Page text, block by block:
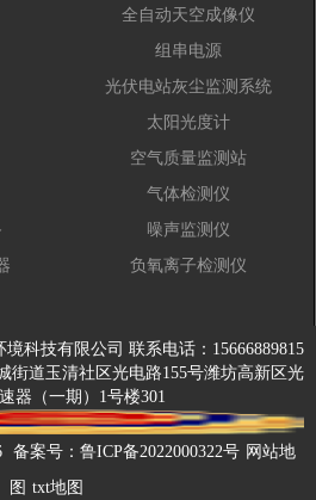
全自动天空成像仪
组串电源
光伏电站灰尘监测系统
太阳光度计
空气质量监测站
气体检测仪
噪声监测仪
负氧离子检测仪
科技有限公司 联系电话：15666889815
街道玉清社区光电路155号潍坊高新区光
器（一期）1号楼301
备案号： 鲁ICP备2022000322号 网站地
图 txt地图